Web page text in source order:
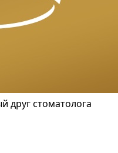
друг стоматолога